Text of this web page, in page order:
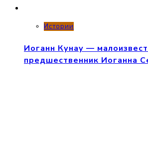
Истории
Иоганн Кунау —
предшественник Иоганна